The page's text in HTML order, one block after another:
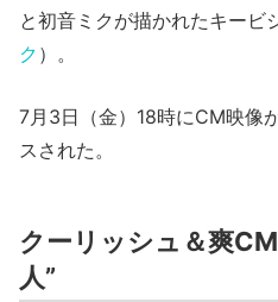
と初音ミクが描かれたキービ
ク ）。
7月3日（金）18時にCM映像
スされた。
クーリッシュ＆爽
人”